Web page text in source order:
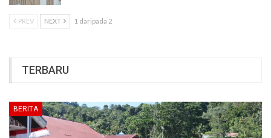
PREV NEXT 1 daripada 2
TERBARU
BERITA